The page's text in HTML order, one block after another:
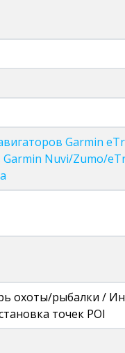
Garmin
Garmin Nuvi/Zumo/
охоты/рыбалки /
точек POI